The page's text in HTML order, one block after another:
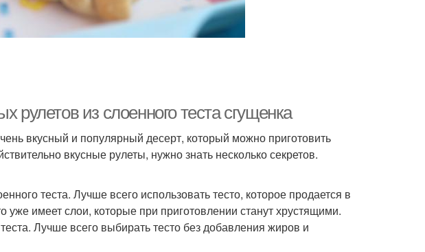
рулетов из слоенного теста сгущенка
вкусный и популярный десерт, который можно приготовить
вкусные рулеты, нужно знать несколько секретов.
теста. Лучше всего использовать тесто, которое продается в
уже имеет слои, которые при приготовлении станут хрустящими.
Лучше всего выбирать тесто без добавления жиров и